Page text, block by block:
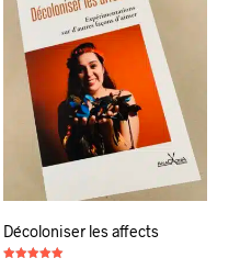
Décoloniser les affects